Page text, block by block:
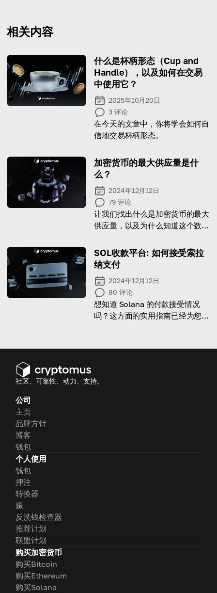
相关内容
什么是杯柄形态（Cup and
Handle），以及如何在交易
中使用它？
2025年10月20日
3 评论
在今天的文章中，你将学会如何自
信地交易杯柄形态。
加密货币的最大供应量是什
么？
2024年12月12日
79 评论
让我们找出什么是加密货币的最大
供应量，以及为什么知道这个数字
SOL收款平台: 如何接受索拉
纳支付
2024年12月12日
80 评论
想知道 Solana 的付款接受情况
吗？这方面的实用指南已经为您准
社区、可靠性、动力、支持。
公司
主页
品牌方针
博客
钱包
个人使用
钱包
押注
转换器
赚
反洗钱检查器
推荐计划
联盟计划
购买加密货币
购买Bitcoin
购买Ethereum
购买Solana